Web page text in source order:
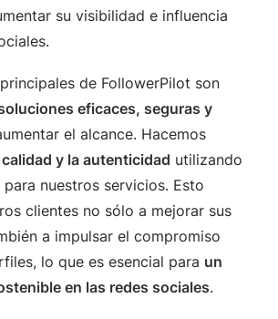
su visibilidad e influencia
de FollowerPilot son
eficaces, seguras y
el alcance. Hacemos
calidad y la autenticidad utilizando
nuestros servicios. Esto
clientes no sólo a mejorar sus
a impulsar el compromiso
lo que es esencial para un
en las redes sociales.